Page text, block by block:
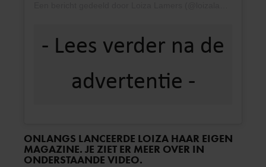
ONLANGS LANCEERDE LOIZA HAAR EIGEN
MAGAZINE. JE ZIET ER MEER OVER IN
ONDERSTAANDE VIDEO.